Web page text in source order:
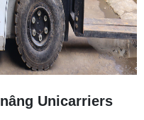
Unicarriers